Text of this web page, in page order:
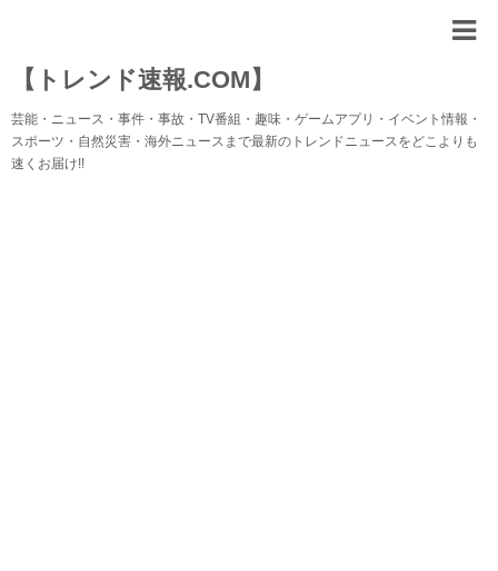
【トレンド速報.COM】
芸能・ニュース・事件・事故・TV番組・趣味・ゲームアプリ・イベント情報・
スポーツ・自然災害・海外ニュースまで最新のトレンドニュースをどこよりも
速くお届け!!